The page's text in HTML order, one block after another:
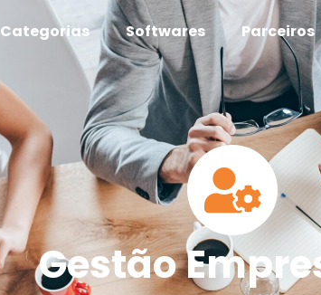
Categorias Softwares Parceiros
Gestão